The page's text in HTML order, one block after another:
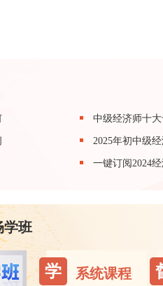
中级经济师十
2025年初中级
一键订阅2024
学班
学 系统课程